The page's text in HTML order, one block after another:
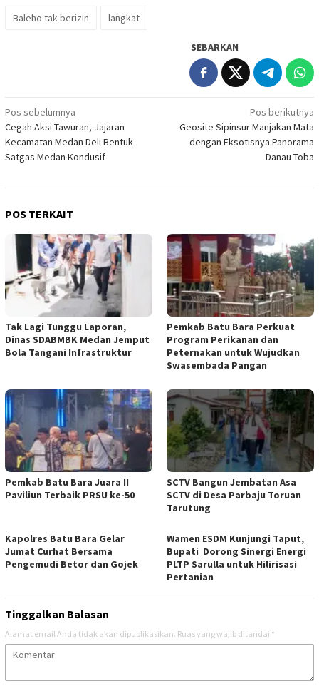
Baleho tak berizin langkat
SEBARKAN
Navigasi
pos
Pos sebelumnya
Cegah Aksi Tawuran, Jajaran
Kecamatan Medan Deli Bentuk
Satgas Medan Kondusif
Pos berikutnya
Geosite Sipinsur Manjakan Mata
dengan Eksotisnya Panorama
Danau Toba
POS TERKAIT
Tak Lagi Tunggu Laporan,
Dinas SDABMBK Medan Jemput
Bola Tangani Infrastruktur
Pemkab Batu Bara Perkuat
Program Perikanan dan
Peternakan untuk Wujudkan
Swasembada Pangan
Pemkab Batu Bara Juara II
Paviliun Terbaik PRSU ke-50
SCTV Bangun Jembatan Asa
SCTV di Desa Parbaju Toruan
Tarutung
Kapolres Batu Bara Gelar
Jumat Curhat Bersama
Pengemudi Betor dan Gojek
Wamen ESDM Kunjungi Taput,
Bupati Dorong Sinergi Energi
PLTP Sarulla untuk Hilirisasi
Pertanian
Tinggalkan Balasan
Alamat email Anda tidak akan dipublikasikan. Ruas yang wajib ditandai *